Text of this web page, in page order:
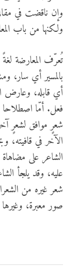
وإن ناقضت في
ولكنها من باب
تُعرّف المعارضة
بالمسير أي سار،
أي قابله،
فعل. أمّا
شعرٍ موافق لشعرٍ
الآخر في قافيته،
الشاعر على
عليه، وقد يلجأ
شعر غيره من
صور معبرة،